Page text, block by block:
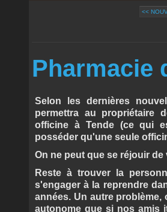
<<
Pharmacie
Selon les dernières
permettra au propriétaire
officine à Tende (ce qui
posséder qu'une seule
On ne peut que se réjouir
Reste à trouver la
s'engager à la reprendre
années. Un autre
autonome que si nos amis